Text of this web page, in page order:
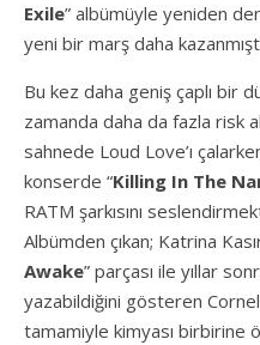
Exile” albümüyle yeniden
yeni bir marş daha
Bu kez daha geniş çaplı bir
zamanda daha da fazla risk
sahnede Loud Love’ı
konserde “Killing In The
RATM şarkısını
Albümden çıkan; Katrina
Awake” parçası ile yıllar
yazabildiğini gösteren
tamamiyle kimyası birbirine